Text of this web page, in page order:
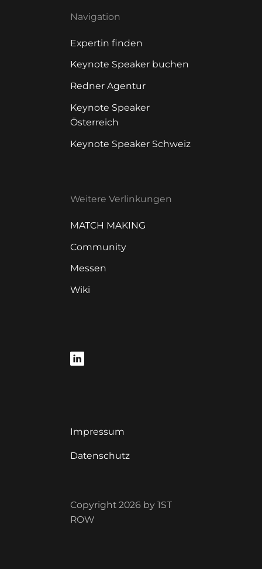
Navigation
Expertin finden
Keynote Speaker buchen
Redner Agentur
Keynote Speaker
Österreich
Keynote Speaker Schweiz
Weitere Verlinkungen
MATCH MAKING
Community
Messen
Wiki
Impressum
Datenschutz
Copyright 2026 by 1ST
ROW